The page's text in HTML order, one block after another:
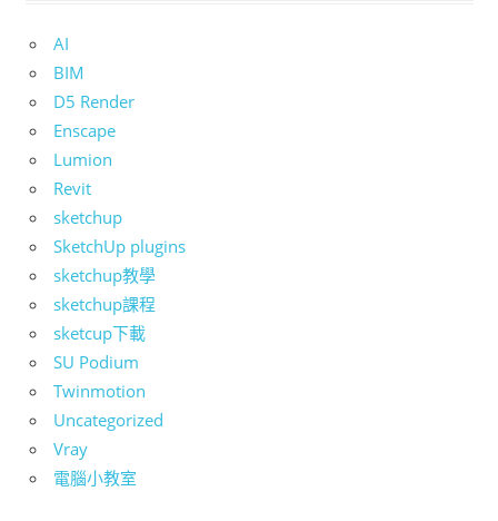
AI
BIM
D5 Render
Enscape
Lumion
Revit
sketchup
SketchUp plugins
sketchup教學
sketchup課程
sketcup下載
SU Podium
Twinmotion
Uncategorized
Vray
電腦小教室